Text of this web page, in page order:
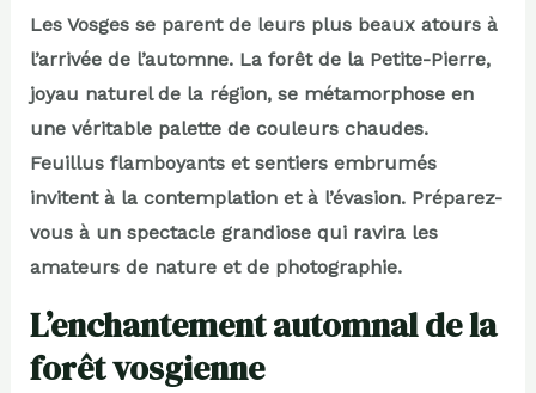
Les Vosges se parent de leurs plus beaux atours à
l’arrivée de l’automne. La forêt de la Petite-Pierre,
joyau naturel de la région, se métamorphose en
une véritable palette de couleurs chaudes.
Feuillus flamboyants et sentiers embrumés
invitent à la contemplation et à l’évasion. Préparez-
vous à un spectacle grandiose qui ravira les
amateurs de nature et de photographie.
L’enchantement automnal de la
forêt vosgienne